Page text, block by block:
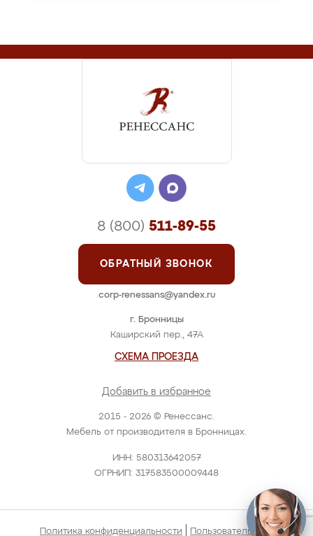
2015 - 2026 © Ренессанс.
Мебель от производителя в Бронницах.
ИНН: 580313642057
ОГРНИП: 317583500009448
г. Бронницы
Каширский пер., 47А
СХЕМА ПРОЕЗДА
Добавить в избранное
8 (800) 511-89-55
ОБРАТНЫЙ ЗВОНОК
corp-renessans@yandex.ru
Политика конфиденциальности Пользовательское